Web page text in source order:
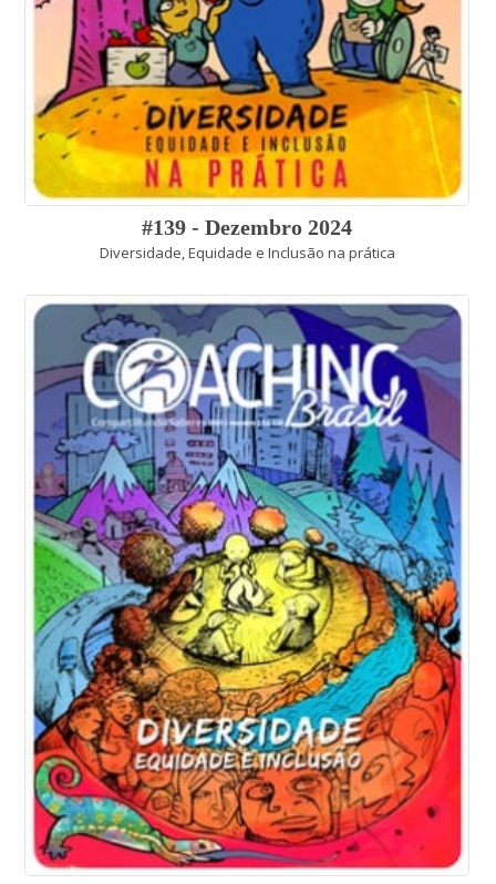
#139 - Dezembro 2024
Diversidade, Equidade e Inclusão na prática